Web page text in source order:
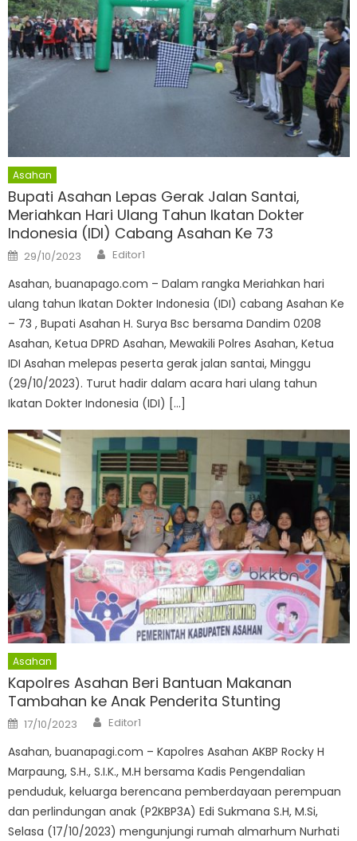
Asahan
Bupati Asahan Lepas Gerak Jalan Santai,
Meriahkan Hari Ulang Tahun Ikatan Dokter
Indonesia (IDI) Cabang Asahan Ke 73
Posted
on
29/10/2023 Author
Editor1
Asahan, buanapago.com – Dalam rangka Meriahkan hari
ulang tahun Ikatan Dokter Indonesia (IDI) cabang Asahan Ke
– 73 , Bupati Asahan H. Surya Bsc bersama Dandim 0208
Asahan, Ketua DPRD Asahan, Mewakili Polres Asahan, Ketua
IDI Asahan melepas peserta gerak jalan santai, Minggu
(29/10/2023). Turut hadir dalam acara hari ulang tahun
Ikatan Dokter Indonesia (IDI) […]
Asahan
Kapolres Asahan Beri Bantuan Makanan
Tambahan ke Anak Penderita Stunting
Posted
on
17/10/2023 Author
Editor1
Asahan, buanapagi.com – Kapolres Asahan AKBP Rocky H
Marpaung, S.H., S.I.K., M.H bersama Kadis Pengendalian
penduduk, keluarga berencana pemberdayaan perempuan
dan perlindungan anak (P2KBP3A) Edi Sukmana S.H, M.Si,
Selasa (17/10/2023) mengunjungi rumah almarhum Nurhati